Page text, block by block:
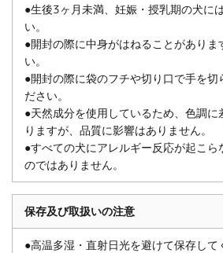
●生後3ヶ月未満、妊娠・授乳期の犬に
い。
●開封の際に中身がはねることがありま
い。
●開封の際に袋のフチや切り口で手を切
ださい。
●天然成分を使用しているため、色調に
りますが、品質に影響はありません。
●すべての犬にアレルギー反応が起こら
のではありません。
保存及び取扱いの注意
●高温多湿・直射日光を避けて保存して